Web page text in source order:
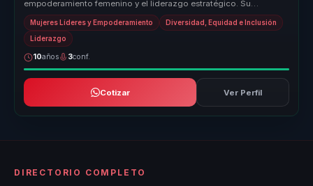
empoderamiento femenino y el liderazgo estratégico. Su
capacidad para trans...
Mujeres Líderes y Empoderamiento Diversidad, Equidad e Inclusión
Liderazgo
10años 3conf.
Cotizar Ver Perfil
DIRECTORIO COMPLETO